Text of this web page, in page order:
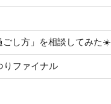
ごし方」を相談してみた☀️
りファイナル